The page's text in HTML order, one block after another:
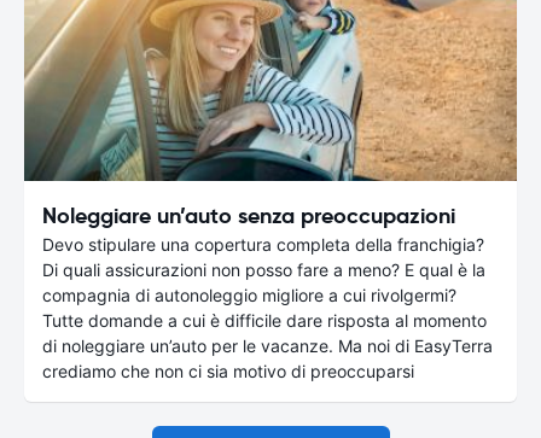
Noleggiare un’auto senza preoccupazioni
Devo stipulare una copertura completa della franchigia?
Di quali assicurazioni non posso fare a meno? E qual è la
compagnia di autonoleggio migliore a cui rivolgermi?
Tutte domande a cui è difficile dare risposta al momento
di noleggiare un’auto per le vacanze. Ma noi di EasyTerra
crediamo che non ci sia motivo di preoccuparsi